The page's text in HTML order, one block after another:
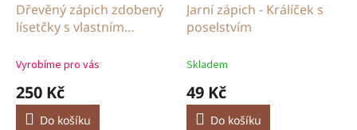
Dřevěný zápich zdobený
lísetčky s vlastním
Vyrobíme pro vás
250 Kč
Do košíku
Jarní zápich - Králíček s
poselstvím
Skladem
49 Kč
Do košíku